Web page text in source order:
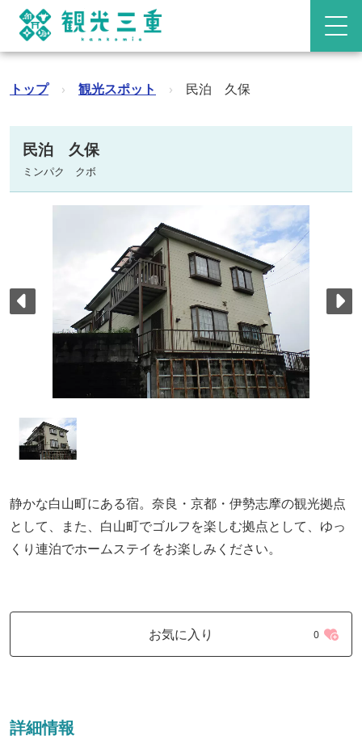
トップ › 観光スポット › 民泊 久保
民泊 久保
ミンパク クボ
静かな白山町にある宿。奈良・京都・伊勢志摩の観光拠点
として、また、白山町でゴルフを楽しむ拠点として、ゆっ
くり連泊でホームステイをお楽しみください。
お気に入り 0
詳細情報